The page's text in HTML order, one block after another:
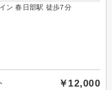
ン 春日部駅 徒歩7分
￥12,000